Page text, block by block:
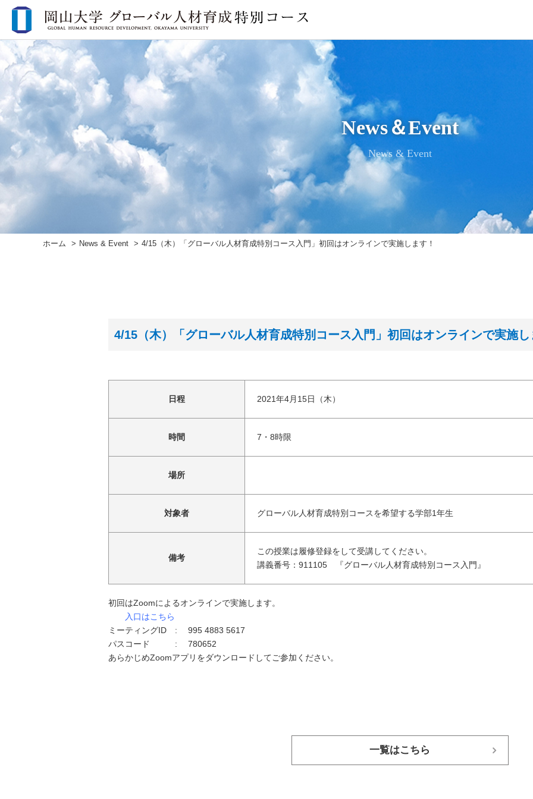
News＆Event
News & Event
ホーム News & Event 4/15（木）「グローバル人材育成特別コース入門」初回はオンラインで実施します！
4/15（木）「グローバル人材育成特別コース入門」初回はオンラインで実施し
日程 2021年4月15日（木）
時間 7・8時限
場所
対象者 グローバル人材育成特別コースを希望する学部1年生
備考
この授業は履修登録をして受講してください。
講義番号：911105 『グローバル人材育成特別コース入門』
初回はZoomによるオンラインで実施します。
入口はこちら
ミーティングID : 995 4883 5617
パスコード : 780652
あらかじめZoomアプリをダウンロードしてご参加ください。
一覧はこちら